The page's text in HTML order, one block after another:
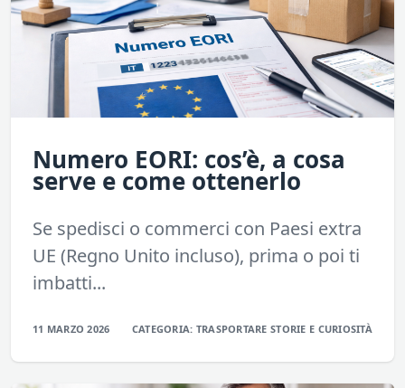
Numero EORI: cos’è, a cosa
serve e come ottenerlo
Se spedisci o commerci con Paesi extra
UE (Regno Unito incluso), prima o poi ti
imbatti...
11 MARZO 2026 CATEGORIA: TRASPORTARESTORIE E CURIOSITÀ